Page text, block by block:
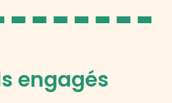
engagés